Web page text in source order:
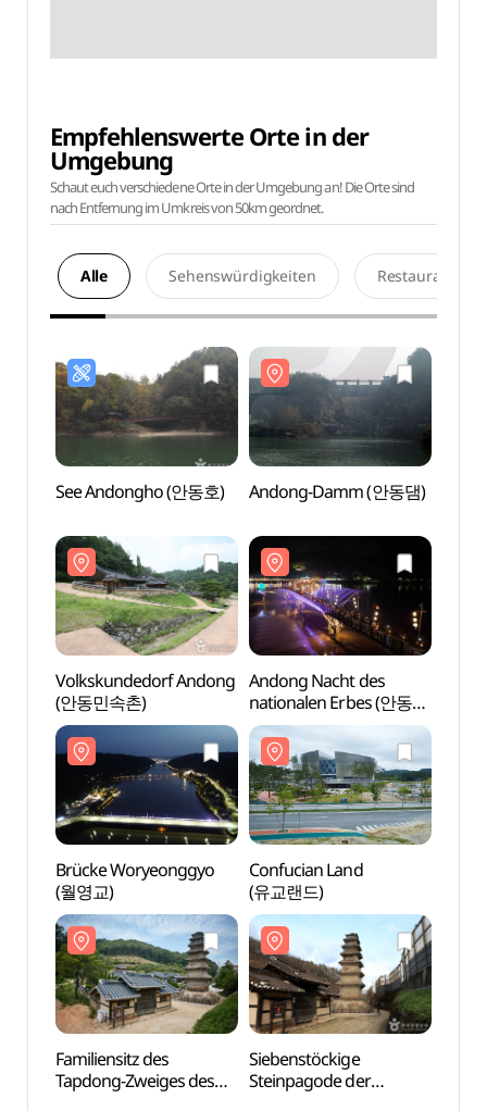
Empfehlenswerte Orte in der
Umgebung
Schaut euch verschiedene Orte in der Umgebung an! Die Orte sind
nach Entfernung im Umkreis von 50km geordnet.
Alle Sehenswürdigkeiten Restaurants
See Andongho (안동호) Andong-Damm (안동댐)
Volkskundedorf Andong
(안동민속촌)
Andong Nacht des
nationalen Erbes (안동
국가유산 야행
"월영야행")
Brücke Woryeonggyo
(월영교)
Confucian Land
(유교랜드)
Familiensitz des
Tapdong-Zweiges des
Siebenstöckige
Steinpagode der